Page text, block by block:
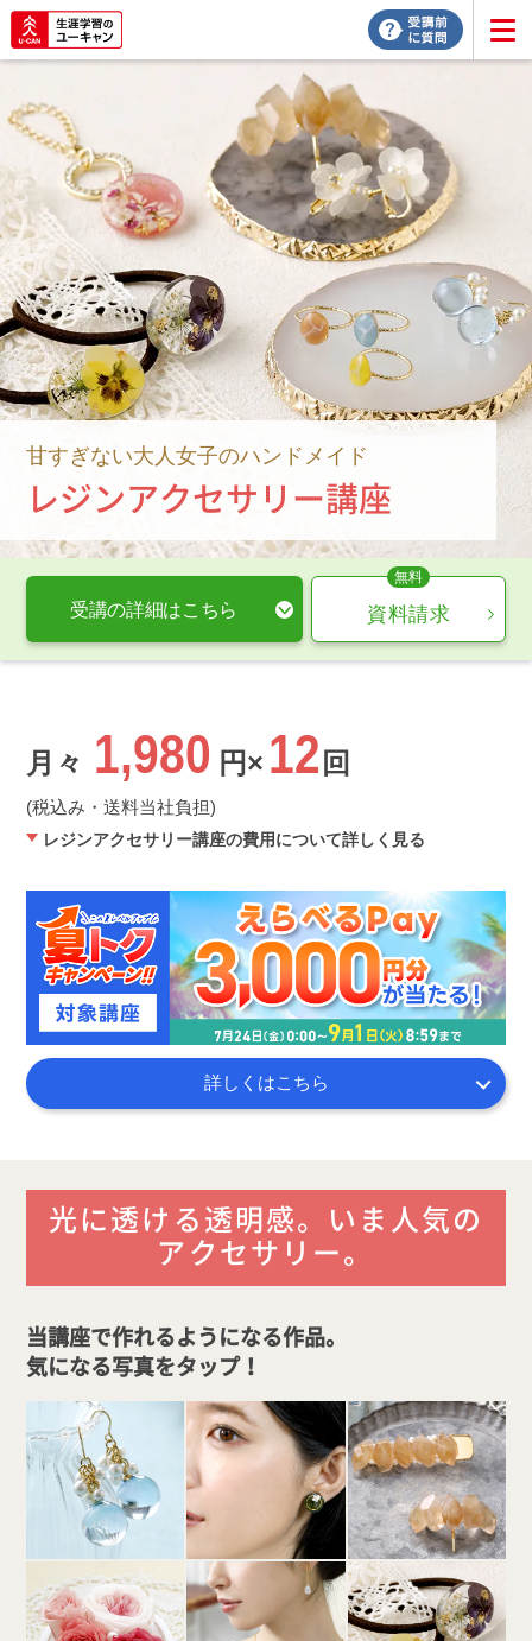
甘すぎない大人女子のハンドメイド
レジンアクセサリー講座
受講の詳細はこちら 資料請求
月々 1,980 円× 12 回
(税込み・送料当社負担)
レジンアクセサリー講座の費用について詳しく見る
詳しくはこちら
光に透ける透明感。いま人気の
アクセサリー。
当講座で作れるようになる作品。
気になる写真をタップ！